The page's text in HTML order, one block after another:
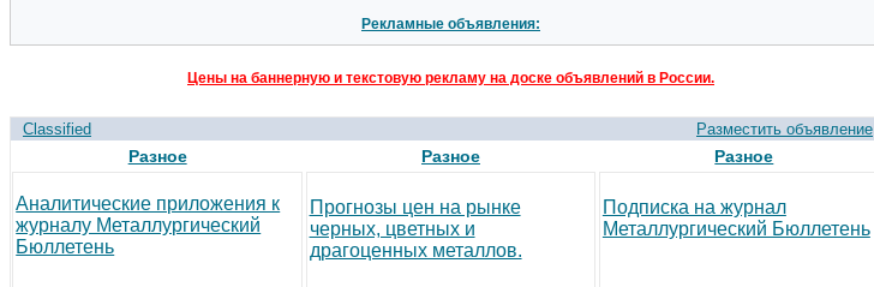
Рекламные объявления:
Цены на баннерную и текстовую рекламу на доске объявлений в России.
Classified Разместить объявление
Разное
Аналитические приложения к
журналу Металлургический
Бюллетень
Разное
Прогнозы цен на рынке
черных, цветных и
драгоценных металлов.
Разное
Подписка на журнал
Металлургический Бюллетень